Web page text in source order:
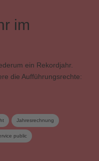
im
ein Rekordjahr.
die Aufführungsrechte:
Jahresrechnung
public